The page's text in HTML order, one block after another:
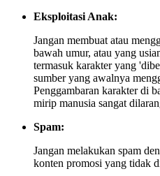
Eksploitasi Anak:
Jangan membuat atau
bawah umur, atau yang
termasuk karakter yang
sumber yang awalnya
Penggambaran karakter di
mirip manusia sangat
Spam:
Jangan melakukan spam
konten promosi yang tidak